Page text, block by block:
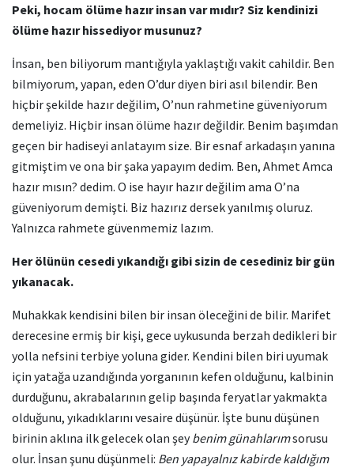
Peki, hocam ölüme hazır insan var mıdır? Siz kendinizi
ölüme hazır hissediyor musunuz?
İnsan, ben biliyorum mantığıyla yaklaştığı vakit cahildir. Ben
bilmiyorum, yapan, eden O’dur diyen biri asıl bilendir. Ben
hiçbir şekilde hazır değilim, O’nun rahmetine güveniyorum
demeliyiz. Hiçbir insan ölüme hazır değildir. Benim başımdan
geçen bir hadiseyi anlatayım size. Bir esnaf arkadaşın yanına
gitmiştim ve ona bir şaka yapayım dedim. Ben, Ahmet Amca
hazır mısın? dedim. O ise hayır hazır değilim ama O’na
güveniyorum demişti. Biz hazırız dersek yanılmış oluruz.
Yalnızca rahmete güvenmemiz lazım.
Her ölünün cesedi yıkandığı gibi sizin de cesediniz bir gün
yıkanacak.
Muhakkak kendisini bilen bir insan öleceğini de bilir. Marifet
derecesine ermiş bir kişi, gece uykusunda berzah dedikleri bir
yolla nefsini terbiye yoluna gider. Kendini bilen biri uyumak
için yatağa uzandığında yorganının kefen olduğunu, kalbinin
durduğunu, akrabalarının gelip başında feryatlar yakmakta
olduğunu, yıkadıklarını vesaire düşünür. İşte bunu düşünen
birinin aklına ilk gelecek olan şeybenim günahlarımsorusu
olur. İnsan şunu düşünmeli: Ben yapayalnız kabirde kaldığım